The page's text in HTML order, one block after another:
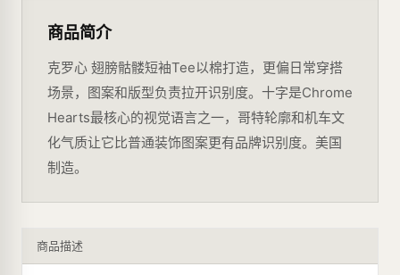
商品简介
克罗心 翅膀骷髅短袖Tee以棉打造，更偏日常穿搭
场景，图案和版型负责拉开识别度。十字是Chrome
Hearts最核心的视觉语言之一，哥特轮廓和机车文
化气质让它比普通装饰图案更有品牌识别度。美国
制造。
商品描述